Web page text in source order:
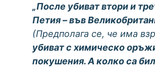
„После убиват втори и
Петия – във
(Предполага се, че има
убиват с химическо
покушения. А колко са